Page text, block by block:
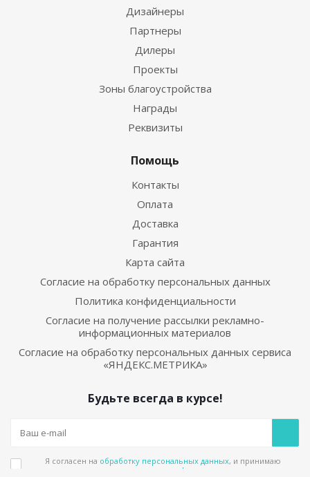
Дизайнеры
Партнеры
Дилеры
Проекты
Зоны благоустройства
Награды
Реквизиты
Помощь
Контакты
Оплата
Доставка
Гарантия
Карта сайта
Согласие на обработку персональных данных
Политика конфиденциальности
Согласие на получение рассылки рекламно-
информационных материалов
Согласие на обработку персональных данных сервиса
«ЯНДЕКС.МЕТРИКА»
Будьте всегда в курсе!
Я согласен на обработку персональных данных, и принимаю
политике конфиденциальности